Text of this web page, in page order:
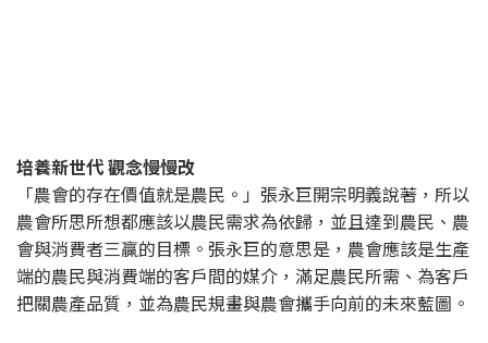
培養新世代 觀念慢慢改
「農會的存在價值就是農民。」張永巨開宗明義說著，所以
農會所思所想都應該以農民需求為依歸，並且達到農民、農
會與消費者三贏的目標。張永巨的意思是，農會應該是生產
端的農民與消費端的客戶間的媒介，滿足農民所需、為客戶
把關農產品質，並為農民規畫與農會攜手向前的未來藍圖。